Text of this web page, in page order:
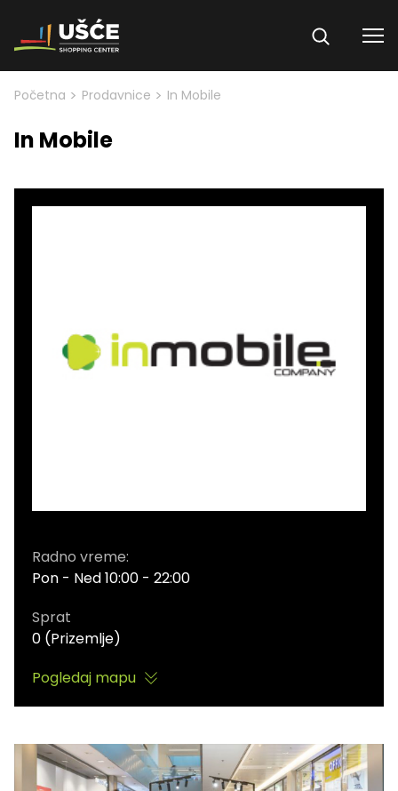
Skip to content
Početna > Prodavnice > In Mobile
In Mobile
Radno vreme:
Pon - Ned 10:00 - 22:00
Sprat
0 (Prizemlje)
Pogledaj mapu